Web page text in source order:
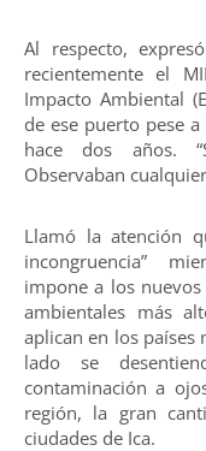
Al respecto,
recientemente el
Impacto Ambiental
de ese puerto pese
hace dos años.
Observaban
Llamó la atención
incongruencia”
impone a los
ambientales más
aplican en los
lado se
contaminación a
región, la gran
ciudades de Ica.